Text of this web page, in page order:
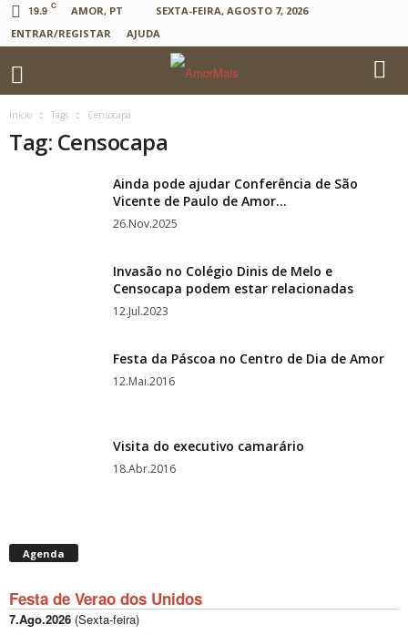
19.9 C AMOR, PT
SEXTA-FEIRA, AGOSTO 7, 2026
ENTRAR/REGISTAR
AJUDA
Início Tags Censocapa
Tag: Censocapa
Ainda pode ajudar Conferência de São
Vicente de Paulo de Amor...
26.Nov.2025
Invasão no Colégio Dinis de Melo e
Censocapa podem estar relacionadas
12.Jul.2023
Festa da Páscoa no Centro de Dia de Amor
12.Mai.2016
Visita do executivo camarário
18.Abr.2016
Agenda
Festa de Verao dos Unidos
7.Ago.2026 (Sexta-feira)